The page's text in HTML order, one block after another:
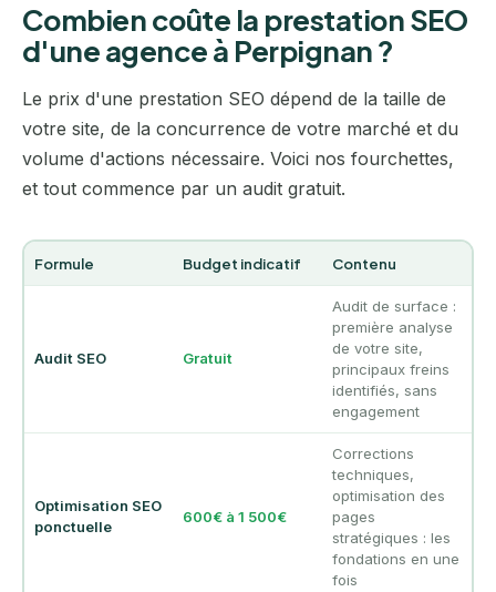
Combien coûte la prestation SEO
d'une agence à Perpignan ?
Le prix d'une prestation SEO dépend de la taille de
votre site, de la concurrence de votre marché et du
volume d'actions nécessaire. Voici nos fourchettes,
et tout commence par un audit gratuit.
Formule Budget indicatif Contenu
Audit SEO Gratuit
Audit de surface :
première analyse
de votre site,
principaux freins
identifiés, sans
engagement
Optimisation SEO
ponctuelle
600€ à 1 500€
Corrections
techniques,
optimisation des
pages
stratégiques : les
fondations en une
fois